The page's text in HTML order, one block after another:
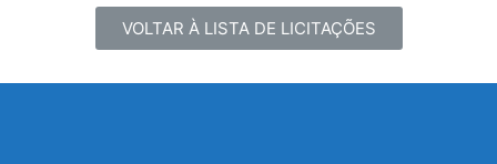
VOLTAR À LISTA DE LICITAÇÕES